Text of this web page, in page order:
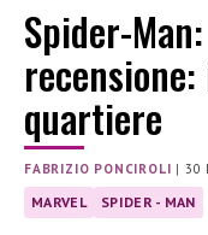
Spider-
quartiere
FABRIZIO PONCIROLI | 30
MARVEL SPIDER - MAN